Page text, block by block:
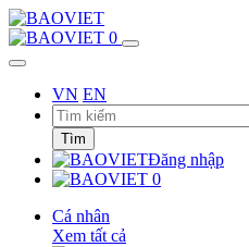
0
VN EN
Tìm
Đăng nhập
0
Cá nhân
Xem tất cả